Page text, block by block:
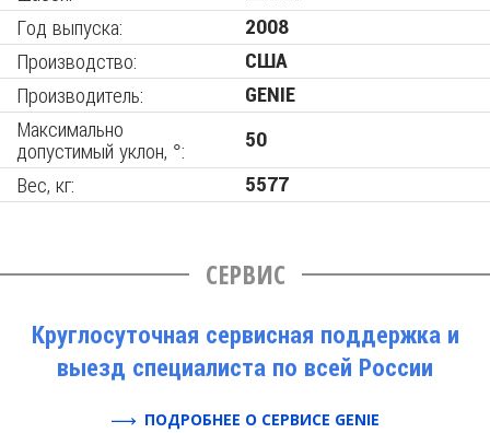
Год выпуска: 2008
Производство: США
Производитель: GENIE
Максимально
допустимый уклон, °:
50
Вес, кг: 5577
СЕРВИС
Круглосуточная сервисная поддержка и
выезд специалиста по всей России
ПОДРОБНЕЕ О СЕРВИСЕ GENIE